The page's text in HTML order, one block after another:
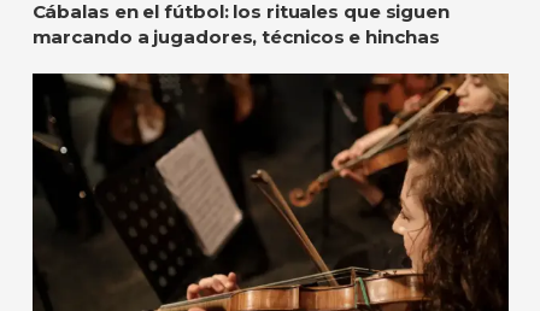
Cábalas en el fútbol: los rituales que siguen
marcando a jugadores, técnicos e hinchas